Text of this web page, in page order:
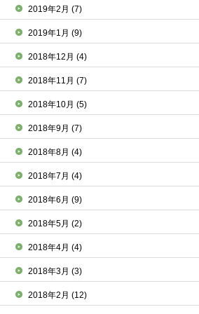
2019年2月(7)
2019年1月(9)
2018年12月(4)
2018年11月(7)
2018年10月(5)
2018年9月(7)
2018年8月(4)
2018年7月(4)
2018年6月(9)
2018年5月(2)
2018年4月(4)
2018年3月(3)
2018年2月(12)